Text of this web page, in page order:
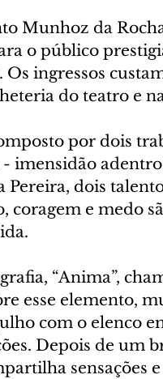
Munhoz da
o público
Os ingressos
do teatro e
por dois
imensidão
Pereira, dois
coragem e medo
“Anima”,
esse elemento,
com o elenco
Depois de um
sensações